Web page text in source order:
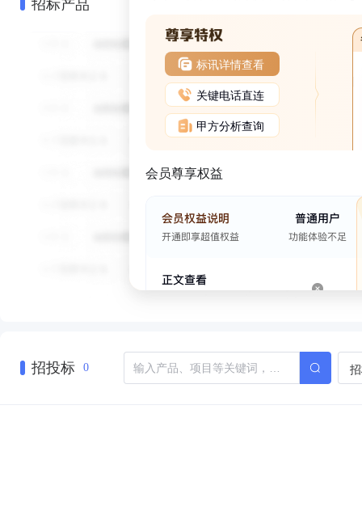
标讯详情查看
关键电话直连
甲方分析查询
会员尊享权益
招投标 0